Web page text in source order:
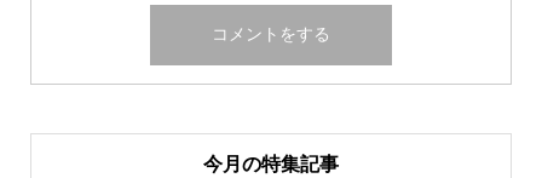
今月の特集記事